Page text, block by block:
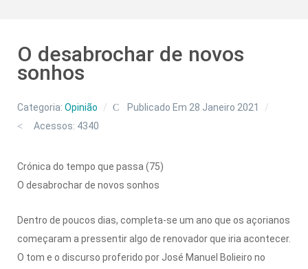
O desabrochar de novos
sonhos
Categoria: Opinião
Publicado Em 28 Janeiro 2021
Acessos: 4340
Crónica do tempo que passa (75)
O desabrochar de novos sonhos
Dentro de poucos dias, completa-se um ano que os açorianos
começaram a pressentir algo de renovador que iria acontecer.
O tom e o discurso proferido por José Manuel Bolieiro no